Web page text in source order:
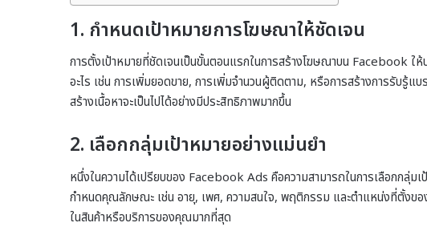
1. กำหนดเป้าหมายการโฆษณาให้ชัดเจน
การตั้งเป้าหมายที่ชัดเจนเป็นขั้นตอนแรกในการสร้างโฆษณาบน Facebook ใ
อะไร เช่น การเพิ่มยอดขาย, การเพิ่มจำนวนผู้ติดตาม, หรือการสร้างการรับรู้แ
สร้างเนื้อหาจะเป็นไปได้อย่างมีประสิทธิภาพมากขึ้น
2. เลือกกลุ่มเป้าหมายอย่างแม่นยำ
หนึ่งในความได้เปรียบของ Facebook Ads คือความสามารถในการเลือกกลุ่ม
กำหนดคุณลักษณะ เช่น อายุ, เพศ, ความสนใจ, พฤติกรรม และตำแหน่งที่ตั้งข
ในสินค้าหรือบริการของคุณมากที่สุด